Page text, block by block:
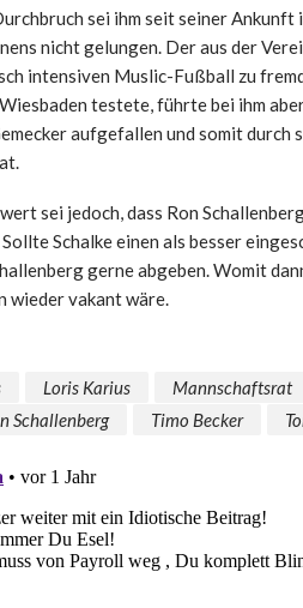
sei ihm seit seiner
nicht gelungen. Der aus der
intensiven Muslic-Fußball zu
testete, führte bei ihm
aufgefallen und somit durch
sei jedoch, dass Ron
Schalke einen als besser
gerne abgeben. Womit
wieder vakant wäre.
Loris Karius Mannschaftsrat
Schallenberg Timo Becker